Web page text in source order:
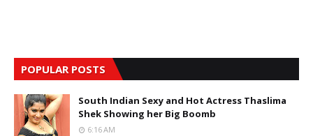
POPULAR POSTS
South Indian Sexy and Hot Actress Thaslima
Shek Showing her Big Boomb
6:16 AM